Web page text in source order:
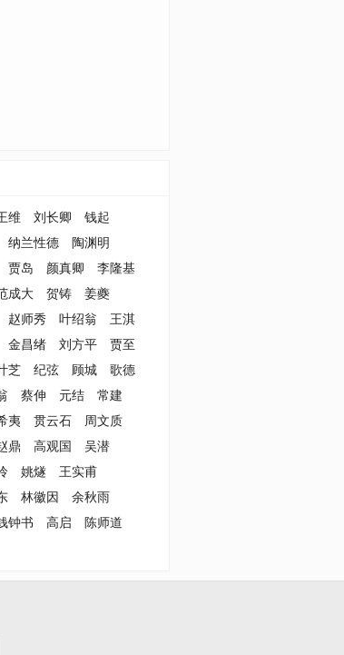
维 刘长卿
钱起
纳兰性德
陶渊明
贾岛 颜真卿
李隆基
成大 贺铸
姜夔
赵师秀 叶绍翁
王淇
金昌绪 刘方平
贾至
芝 纪弦 顾城
歌德
蔡伸 元结
常建
夷 贯云石
周文质
鼎 高观国
吴潜
姚燧
王实甫
林徽因
余秋雨
钟书 高启
陈师道